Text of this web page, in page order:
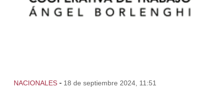
NACIONALES - 18 de septiembre 2024, 11:51